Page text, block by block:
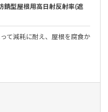
錆型屋根用高日射反射率(遮
て減耗に耐え、屋根を腐食か